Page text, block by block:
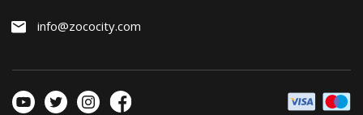
Condiciones generales
info@zococity.com